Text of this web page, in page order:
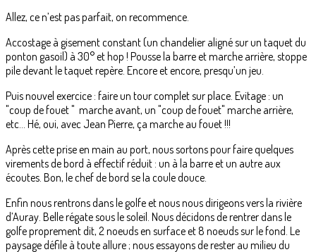
Allez, ce n’est pas parfait, on recommence.
Accostage à gisement constant (un chandelier aligné sur un taquet du
ponton gasoil) à 30° et hop ! Pousse la barre et marche arrière, stoppe
pile devant le taquet repère. Encore et encore, presqu’un jeu.
Puis nouvel exercice : faire un tour complet sur place. Evitage : un
"coup de fouet " marche avant, un "coup de fouet" marche arrière,
etc… Hé, oui, avec Jean Pierre, ça marche au fouet !!!
Après cette prise en main au port, nous sortons pour faire quelques
virements de bord à effectif réduit : un à la barre et un autre aux
écoutes. Bon, le chef de bord se la coule douce.
Enfin nous rentrons dans le golfe et nous nous dirigeons vers la rivière
d’Auray. Belle régate sous le soleil. Nous décidons de rentrer dans le
golfe proprement dit, 2 noeuds en surface et 8 noeuds sur le fond. Le
paysage défile à toute allure ; nous essayons de rester au milieu du